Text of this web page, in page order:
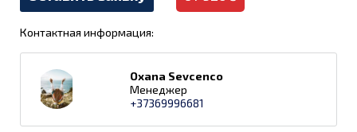
Контактная информация:
Oxana Sevcenco
Менеджер
+37369996681